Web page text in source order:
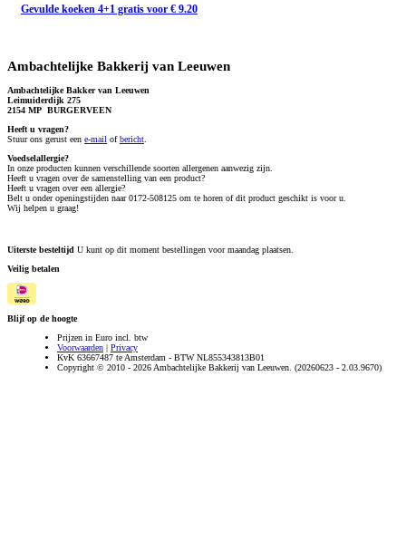
Gevulde koeken 4+1 gratis voor € 9.20
Ambachtelijke Bakkerij van Leeuwen
Ambachtelijke Bakker van Leeuwen
Leimuiderdijk 275
2154 MP BURGERVEEN
Heeft u vragen?
Stuur ons gerust een e-mail ofbericht
Voedselallergie?
In onze producten kunnen verschillende soorten allergenen aanwezig zijn.
Heeft u vragen over de samenstelling van een product?
Heeft u vragen over een allergie?
Belt u onder openingstijden naar 0172-508125 om te horen of dit product geschikt is voor u.
Wij helpen u graag!
Uiterste besteltijd U kunt op dit moment bestellingen voor maandag plaatsen.
Veilig betalen
Blijf op de hoogte
Prijzen in Euro incl. btw
Voorwaarden | Privacy
KvK 63667487 te Amsterdam - BTW NL855343813B01
Copyright © 2010 - 2026 Ambachtelijke Bakkerij van Leeuwen. (20260623 - 2.03.9670)